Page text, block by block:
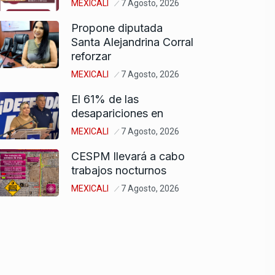
MEXICALI 7 Agosto, 2026
Propone diputada
Santa Alejandrina Corral
reforzar
MEXICALI 7 Agosto, 2026
El 61% de las
desapariciones en
MEXICALI 7 Agosto, 2026
CESPM llevará a cabo
trabajos nocturnos
MEXICALI 7 Agosto, 2026